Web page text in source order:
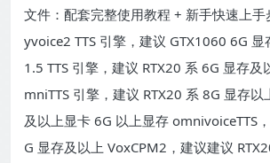
文件：配套完整使用教程 + 新手快速上
yvoice2 TTS 引擎，建议 GTX1060 6G
1.5 TTS 引擎，建议 RTX20 系 6G 显存
mniTTS 引擎，建议 RTX20 系 8G 显存以
及以上显卡 6G 以上显存 omnivoiceTTS
G 显存及以上 VoxCPM2，建议建议